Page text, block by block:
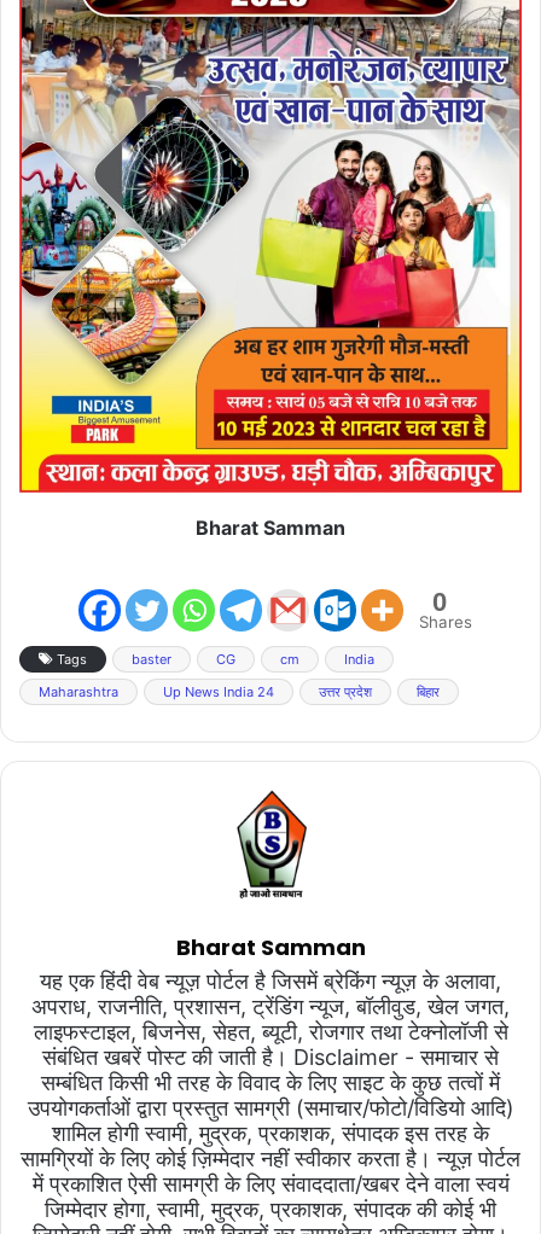
Bharat Samman
0
Shares
Tags baster CG cm
India
Maharashtra
Up News India 24 उत्तर प्रदेश बिहार
Bharat Samman
यह एक हिंदी वेब न्यूज़ पोर्टल है जिसमें ब्रेकिंग न्यूज़ के अलावा,
अपराध, राजनीति, प्रशासन, ट्रेंडिंग न्यूज, बॉलीवुड, खेल जगत,
लाइफस्टाइल, बिजनेस, सेहत, ब्यूटी, रोजगार तथा टेक्नोलॉजी से
संबंधित खबरें पोस्ट की जाती है। Disclaimer - समाचार से
सम्बंधित किसी भी तरह के विवाद के लिए साइट के कुछ तत्वों में
उपयोगकर्ताओं द्वारा प्रस्तुत सामग्री (समाचार/फोटो/विडियो आदि)
शामिल होगी स्वामी, मुद्रक, प्रकाशक, संपादक इस तरह के
सामग्रियों के लिए कोई ज़िम्मेदार नहीं स्वीकार करता है। न्यूज़ पोर्टल
में प्रकाशित ऐसी सामग्री के लिए संवाददाता/खबर देने वाला स्वयं
जिम्मेदार होगा, स्वामी, मुद्रक, प्रकाशक, संपादक की कोई भी